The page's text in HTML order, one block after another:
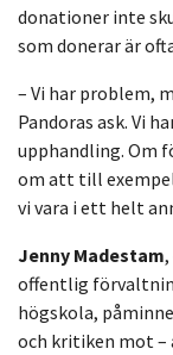
donationer inte
som donerar är
– Vi har problem,
Pandoras ask. Vi
upphandling. Om
om att till
vi vara i ett helt
Jenny Madestam
offentlig
högskola,
och kritiken mot –